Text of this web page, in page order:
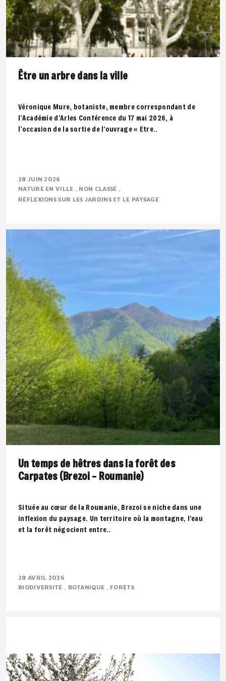
Être un arbre dans la ville
Véronique Mure, botaniste, membre correspondant de
l’Académie d’Arles Conférence du 17 mai 2026, à
l’occasion de la sortie de l’ouvrage « Etre..
28 JUIN 2026
NATURE EN VILLE
NON CLASSÉ
RÉFLEXIONS SUR LES JARDINS ET LE PAYSAGE
Un temps de hêtres dans la forêt des
Carpates (Brezoi – Roumanie)
Située au cœur de la Roumanie, Brezoi se niche dans une
inflexion du paysage. Un territoire où la montagne, l’eau
et la forêt négocient entre..
28 AVRIL 2026
BIODIVERSITÉ
BOTANIQUE FORÊTS